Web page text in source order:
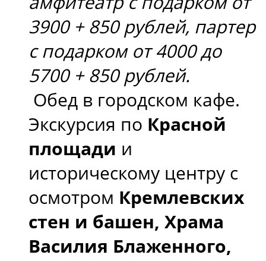
3900 + 850 рублей, партер
с подарком от 4000 до
5700 + 850 рублей.
Обед в городском кафе.
Экскурсия по Красной
площади и
историческому центру с
осмотром Кремлевских
стен и башен, Храма
Василия Блаженного,